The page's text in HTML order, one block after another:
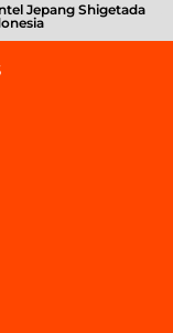
Jepang Shigetada